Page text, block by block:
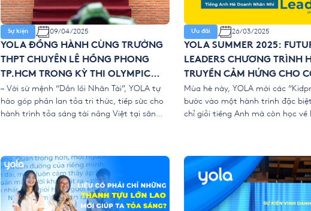
Sự kiện 09/04/2025
YOLA ĐỒNG HÀNH CÙNG TRƯỜNG
THPT CHUYÊN LÊ HỒNG PHONG
TP.HCM TRONG KỲ THI OLYMPIC
TRUYỀN THỐNG 30/4 LẦN THỨ XXIX
– NĂM 2025
– Với sứ mệnh “Dẫn lối Nhân Tài”, YOLA tự
hào góp phần lan tỏa tri thức, tiếp sức cho
hành trình tỏa sáng tài năng Việt tại sân
Ưu đãi 26/03/2025
YOLA SUMMER 2025:
LEADERS CHƯƠNG TRÌNH
TRUYỀN CẢM HỨNG CHO
THÀNH DOANH NHÂN
Mùa hè này, YOLA mời các
bước vào một hành trình đặc
chỉ giỏi tiếng Anh mà còn học về
[…]